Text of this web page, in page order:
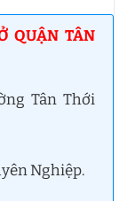
QUẬN TÂN
Tân Thới
Nghiệp.